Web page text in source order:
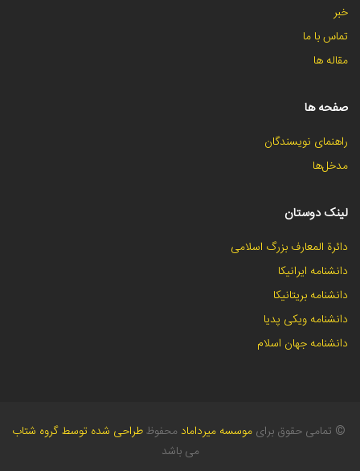
خبر
تماس با ما
مقاله ها
صفحه ها
راهنمای نویسندگان
مدخل‌ها
لینک دوستان
دائرة المعارف بزرگ اسلامی
دانشنامه ایرانیکا
دانشنامه بریتانیکا
دانشنامه ویکی پدیا
دانشنامه جهان اسلام
طراحی شده توسط گروه شتاب © تمامی حقوق برای موسسه میرداماد محفوظ
می باشد